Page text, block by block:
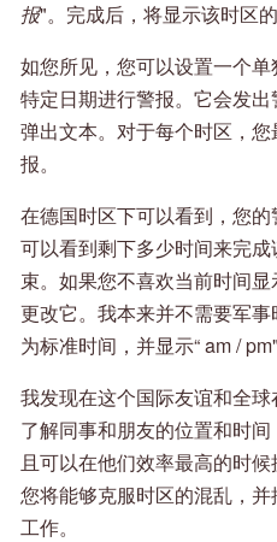
报"。完成后，将显示该时区的
如您所见，您可以设置一个
特定日期进行警报。它会发
弹出文本。对于每个时区，
报。
在德国时区下可以看到，您
可以看到剩下多少时间来完
束。如果您不喜欢当前时间
更改它。我本来并不需要军
为标准时间，并显示“ am / pm"
我发现在这个国际友谊和全
了解同事和朋友的位置和时
且可以在他们效率最高的时
您将能够克服时区的混乱，
工作。